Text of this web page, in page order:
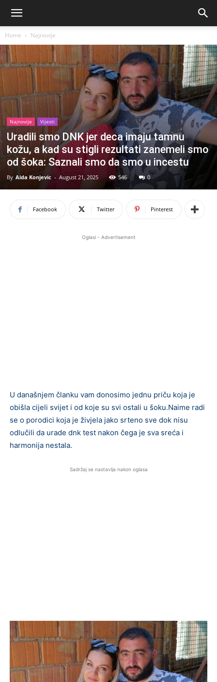
Home Najnovije
Najnovije Vijesti
Uradili smo DNK jer deca imaju tamnu
kožu, a kad su stigli rezultati zanemeli smo
od šoka: Saznali smo da smo u incestu
By Aida Konjevic - August 21, 2025 546 0
Facebook Twitter Pinterest
Oglasi - Advertisement
U današnjem članku vam donosimo jednu priču koja je
obišla cijeli svijet i od koje su svi ostali u šoku.Naime radi
se o porodici koja je živjela jako srteno sve dok nisu
odlučili da urade dnk test nakon čega je sva sreća i
harmonija nestala.
Sadržaj se nastavlja nakon oglasa